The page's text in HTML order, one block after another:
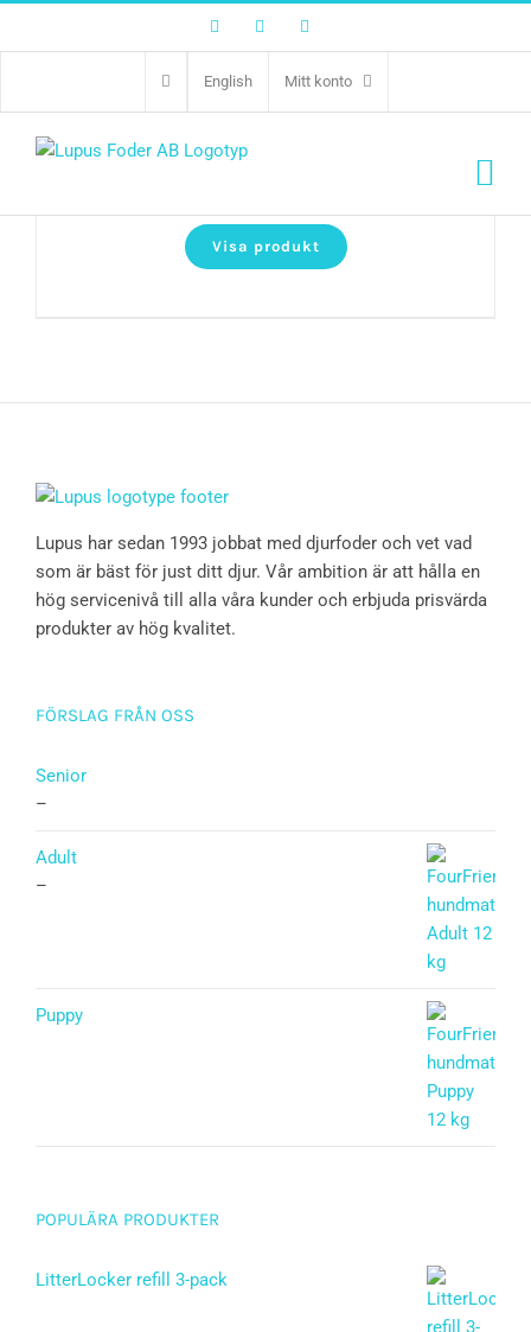
FacebookTwitter
English Mitt konto
Visa produkt
Lupus har sedan 1993 jobbat med djurfoder och vet vad
som är bäst för just ditt djur. Vår ambition är att hålla en
hög servicenivå till alla våra kunder och erbjuda prisvärda
produkter av hög kvalitet.
FÖRSLAG FRÅN OSS
Senior
–
Adult
–
Puppy
POPULÄRA PRODUKTER
LitterLocker refill 3-pack